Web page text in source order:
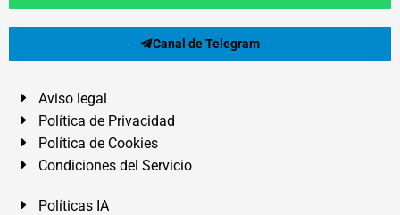
Canal de Telegram
Aviso legal
Política de Privacidad
Política de Cookies
Condiciones del Servicio
Políticas IA